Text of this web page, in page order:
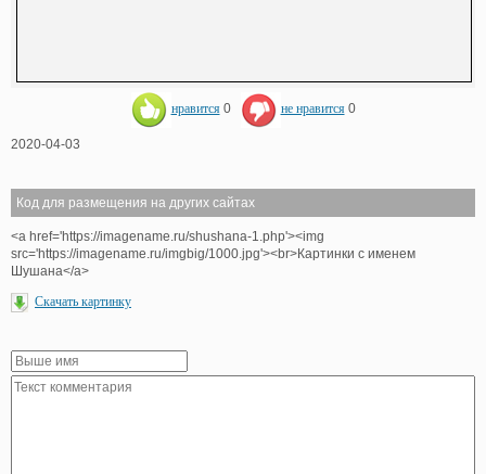
нравится 0 не нравится 0
2020-04-03
Код для размещения на других сайтах
<a href='https://imagename.ru/shushana-1.php'><img
src='https://imagename.ru/imgbig/1000.jpg'><br>Картинки с именем
Шушана</a>
Скачать картинку